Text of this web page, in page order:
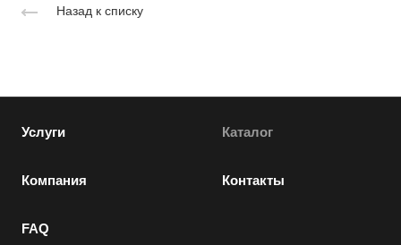
Назад к списку
Услуги Каталог
Компания Контакты
FAQ